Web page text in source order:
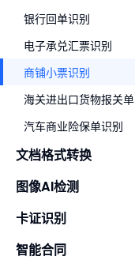
银行回单识别
电子承兑汇票识别
商铺小票识别
海关进出口货物报关单识别
汽车商业险保单识别
文档格式转换
图像AI检测
卡证识别
智能合同